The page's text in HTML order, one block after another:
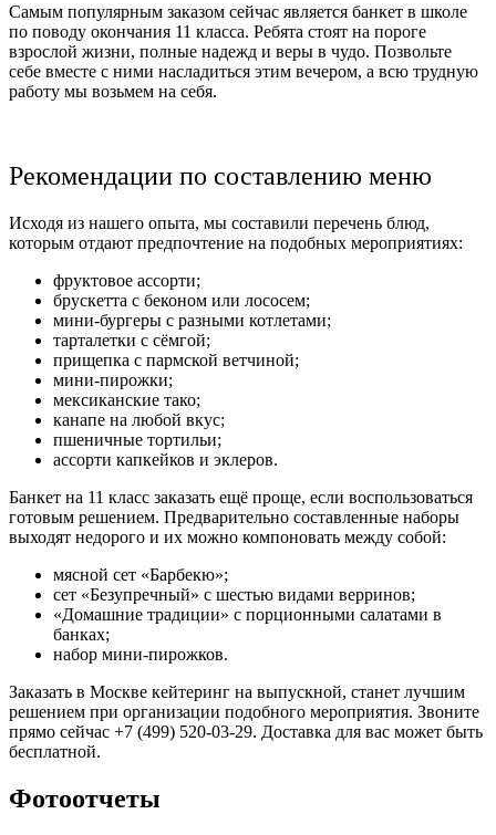
Самым популярным заказом сейчас является банкет в школе
по поводу окончания 11 класса. Ребята стоят на пороге
взрослой жизни, полные надежд и веры в чудо. Позвольте
себе вместе с ними насладиться этим вечером, а всю трудную
работу мы возьмем на себя.
Рекомендации по составлению меню
Исходя из нашего опыта, мы составили перечень блюд,
которым отдают предпочтение на подобных мероприятиях:
фруктовое ассорти;
брускетта с беконом или лососем;
мини-бургеры с разными котлетами;
тарталетки с сёмгой;
прищепка с пармской ветчиной;
мини-пирожки;
мексиканские тако;
канапе на любой вкус;
пшеничные тортильи;
ассорти капкейков и эклеров.
Банкет на 11 класс заказать ещё проще, если воспользоваться
готовым решением. Предварительно составленные наборы
выходят недорого и их можно компоновать между собой:
мясной сет «Барбекю‎»;
сет «Безупречный‎» с шестью видами верринов;
«Домашние традиции» с порционными салатами в
банках;
набор мини-пирожков.
Заказать в Москве кейтеринг на выпускной, станет лучшим
решением при организации подобного мероприятия. Звоните
прямо сейчас +7 (499) 520-03-29. Доставка для вас может быть
бесплатной.
Фотоотчеты